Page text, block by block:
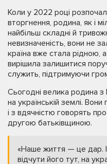
Коли у 2022 році
вторгнення, родина, як і
найбільш складні й
невизначеність, вони не
країна вже стала
вирішила залишитися
служить, підтримуючи
Сьогодні велика родина
на українській землі.
і з вдячністю говорять
другою батьківщиною.
«Наше життя — це дар.
відчути його тут, на